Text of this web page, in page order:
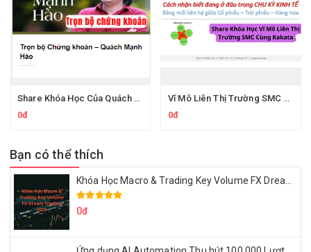
Share Khóa Học Của Quách Mạnh Hào
0đ
Vĩ Mô Liên Thị Trường SMC Của Kakata
0đ
Bạn có thể thích
0đ